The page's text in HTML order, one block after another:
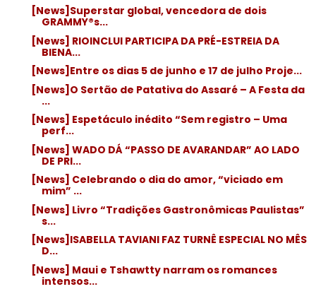
[News]Superstar global, vencedora de dois
GRAMMY®s...
[News] RIOINCLUI PARTICIPA DA PRÉ-ESTREIA DA
BIENA...
[News]Entre os dias 5 de junho e 17 de julho Proje...
[News]O Sertão de Patativa do Assaré – A Festa da
...
[News] Espetáculo inédito “Sem registro – Uma
perf...
[News] WADO DÁ “PASSO DE AVARANDAR” AO LADO
DE PRI...
[News] Celebrando o dia do amor, “viciado em
mim” ...
[News] Livro “Tradições Gastronômicas Paulistas”
s...
[News]ISABELLA TAVIANI FAZ TURNÊ ESPECIAL NO MÊS
D...
[News] Maui e Tshawtty narram os romances
intensos...